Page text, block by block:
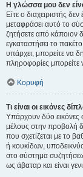
Η γλώσσα μου δεν
Είτε ο διαχειριστής
μεταφράσει αυτό το
ζητήσετε από κάποιον
εγκαταστήσει το
υπάρχει, μπορείτε να
πληροφορίες μπορείτε
Κορυφή
Τι είναι οι εικόνες
Υπάρχουν δύο εικόνες
μέλους στην προβολή
που σχετίζεται με το
ή κουκίδων,
στο σύστημα
ως άβαταρ και είναι